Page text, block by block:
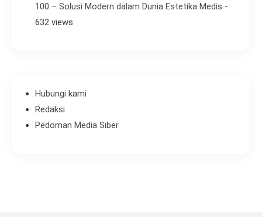
100 – Solusi Modern dalam Dunia Estetika Medis -
632 views
Hubungi kami
Redaksi
Pedoman Media Siber